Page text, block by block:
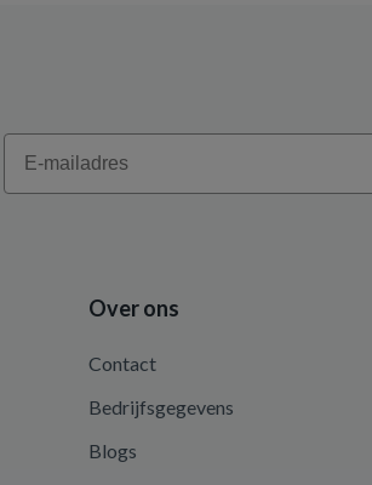
Email
Over ons
Contact
Bedrijfsgegevens
Blogs